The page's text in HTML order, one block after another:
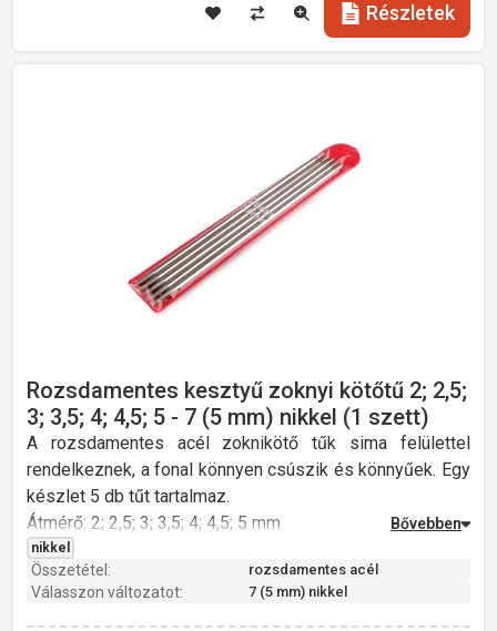
Részletek
Rozsdamentes kesztyű zoknyi kötőtű 2; 2,5;
3; 3,5; 4; 4,5; 5 - 7 (5 mm) nikkel (1 szett)
A rozsdamentes acél zoknikötő tűk sima felülettel
rendelkeznek, a fonal könnyen csúszik és könnyűek. Egy
készlet 5 db tűt tartalmaz.
Átmérő: 2; 2,5; 3; 3,5; 4; 4,5; 5 mm
Hossz: 20 cm
Súly: 22 g
rozsdamentes acél
nikkel
Összetétel: rozsdamentes acél
Válasszon változatot: 7 (5 mm) nikkel